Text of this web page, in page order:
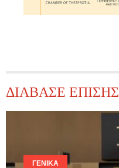
ΔΙΑΒΑΣΕ ΕΠΙΣΗΣ
ΓΕΝΙΚΆ